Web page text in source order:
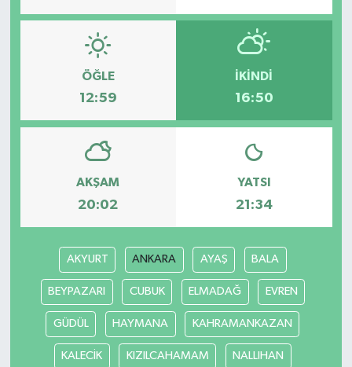
ÖĞLE
12:59
İKINDI
16:50
AKŞAM
20:02
YATSI
21:34
AKYURT ANKARA AYAŞ BALA
BEYPAZARI CUBUK ELMADAĞ EVREN
GÜDÜL HAYMANA KAHRAMANKAZAN
KALECİK KIZILCAHAMAM NALLIHAN